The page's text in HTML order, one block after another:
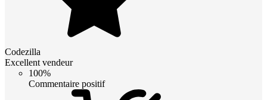
Codezilla
Excellent vendeur
100%
Commentaire positif